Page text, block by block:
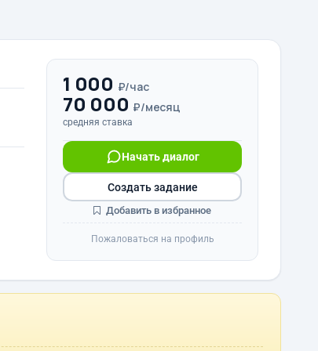
1 000 ₽/час
70 000 ₽/месяц
средняя ставка
Начать диалог
Создать задание
Добавить в избранное
Пожаловаться на профиль